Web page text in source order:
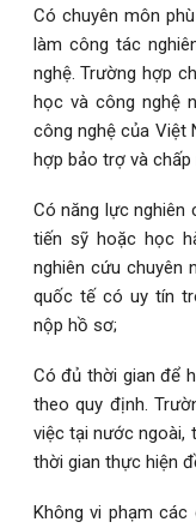
Có chuyên môn
làm công tác
nghệ. Trường hợp
học và công nghệ
công nghệ của Việt
hợp bảo trợ và
Có năng lực nghiên
tiến sỹ hoặc học
nghiên cứu chuyên
quốc tế có uy tín
nộp hồ sơ;
Có đủ thời gian để
theo quy định.
việc tại nước ngoài,
thời gian thực hiện
Không vi phạm